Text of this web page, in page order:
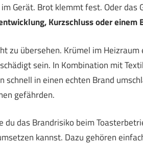
Gerät. Brot klemmt fest. Oder das
Kurzschluss oder einem
zu übersehen. Krümel im
sein. In Kombination mit
schnell in einen echten Brand
gefährden.
das Brandrisiko beim
kannst. Dazu gehören